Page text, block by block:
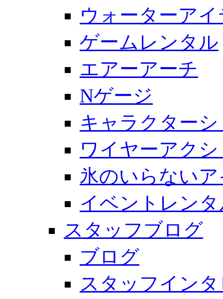
ウォーターア
ゲームレンタル
エアーアーチ
Nゲージ
キャラクター
ワイヤーアク
氷のいらない
イベントレン
スタッフブログ
ブログ
スタッフイン